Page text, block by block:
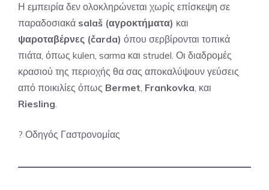
Η εμπειρία δεν ολοκληρώνεται χωρίς επίσκεψη σε
παραδοσιακά salaš (αγροκτήματα) και
ψαροταβέρνες (čarda) όπου σερβίρονται τοπικά
πιάτα, όπως kulen, sarma και strudel. Οι διαδρομές
κρασιού της περιοχής θα σας αποκαλύψουν γεύσεις
από ποικιλίες όπως Bermet, Frankovka, και
Riesling.
? Οδηγός Γαστρονομίας